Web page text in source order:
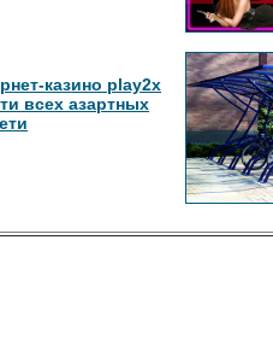
казино play2x
всех азартных